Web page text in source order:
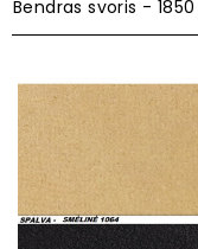
Bendras svoris -